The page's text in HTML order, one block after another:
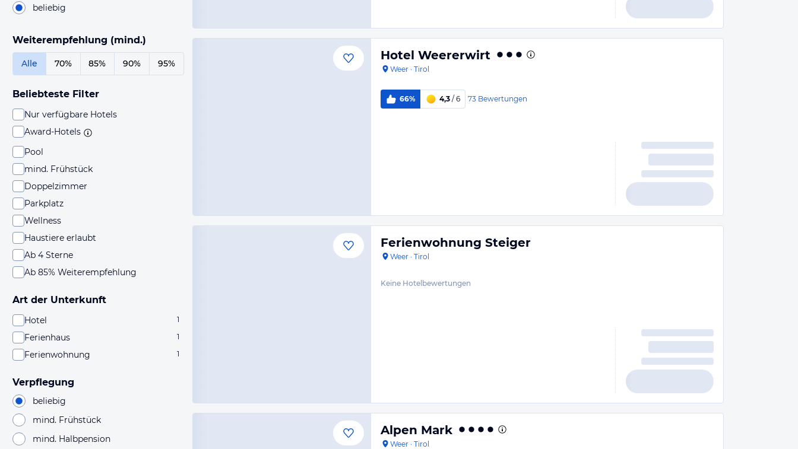
beliebig
Weiterempfehlung (mind.)
Alle 70% 85% 90% 95%
Beliebteste Filter
Nur verfügbare Hotels
Award-Hotels
Pool
mind. Frühstück
Doppelzimmer
Parkplatz
Wellness
Haustiere erlaubt
Ab 4 Sterne
Ab 85% Weiterempfehlung
Art der Unterkunft
Hotel 1
Ferienhaus 1
Ferienwohnung 1
Verpflegung
beliebig
mind. Frühstück
mind. Halbpension
Hotel Weererwirt
Weer · Tirol
66% 4,3 / 6 73 Bewertungen
Ferienwohnung Steiger
Weer · Tirol
Keine Hotelbewertungen
Alpen Mark
Weer · Tirol